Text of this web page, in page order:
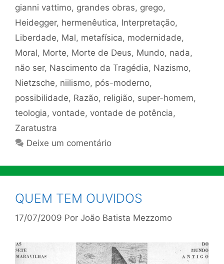
gianni vattimo, grandes obras, grego,
Heidegger, hermenêutica, Interpretação,
Liberdade, Mal, metafísica, modernidade,
Moral, Morte, Morte de Deus, Mundo, nada,
não ser, Nascimento da Tragédia, Nazismo,
Nietzsche, niilismo, pós-moderno,
possibilidade, Razão, religião, super-homem,
teologia, vontade, vontade de potência,
Zaratustra
Deixe um comentário
QUEM TEM OUVIDOS
17/07/2009 Por João Batista Mezzomo